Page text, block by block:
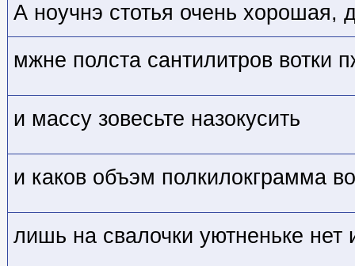
А ноучнэ стотья очень хорошая,
мжне полста сантилитров вотки
и массу зовесьте назокусить
и каков объэм полкилокграмма
лишь на свалочки уютненьке нет